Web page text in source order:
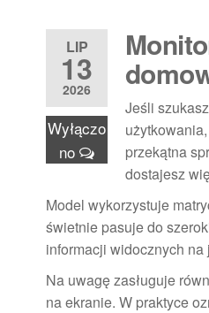
LIP
13
2026
Wyłączo
no
Jeśli
użytkowania,
przekątna
dostajesz
Model wykorzystuje
świetnie pasuje do
informacji widocznych na
Na uwagę zasługuje
na ekranie. W praktyce